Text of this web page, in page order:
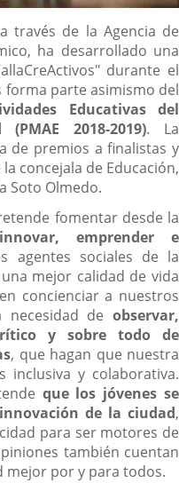
través de la Agencia de
ha desarrollado una
durante el
forma parte asimismo del
Educativas del
2018-2019). La
de premios a finalistas y
concejala de Educación,
Soto Olmedo.
fomentar desde la
innovar, emprender e
agentes sociales de la
mejor calidad de vida
concienciar a nuestros
necesidad de observar,
y sobre todo de
, que hagan que nuestra
inclusiva y colaborativa.
que los jóvenes se
de la ciudad,
para ser motores de
también cuentan
mejor por y para todos.